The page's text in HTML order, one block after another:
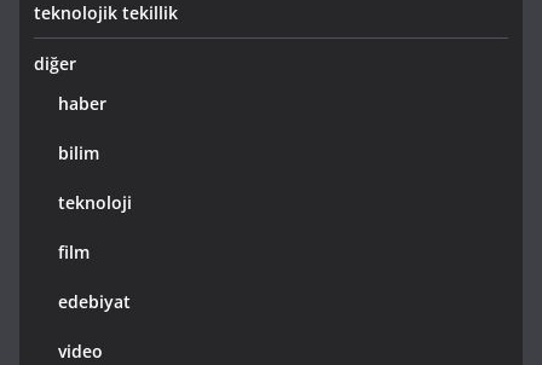
teknolojik tekillik
diğer
haber
bilim
teknoloji
film
edebiyat
video